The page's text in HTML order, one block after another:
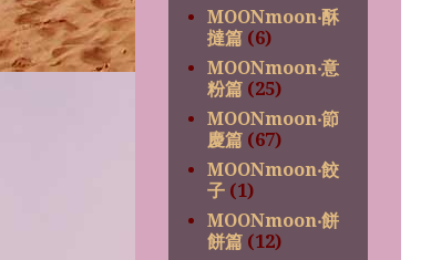
MOONmoon‧酥
撻篇 (6)
MOONmoon‧意
粉篇 (25)
MOONmoon‧節
慶篇 (67)
MOONmoon‧餃
子 (1)
MOONmoon‧餅
餅篇 (12)